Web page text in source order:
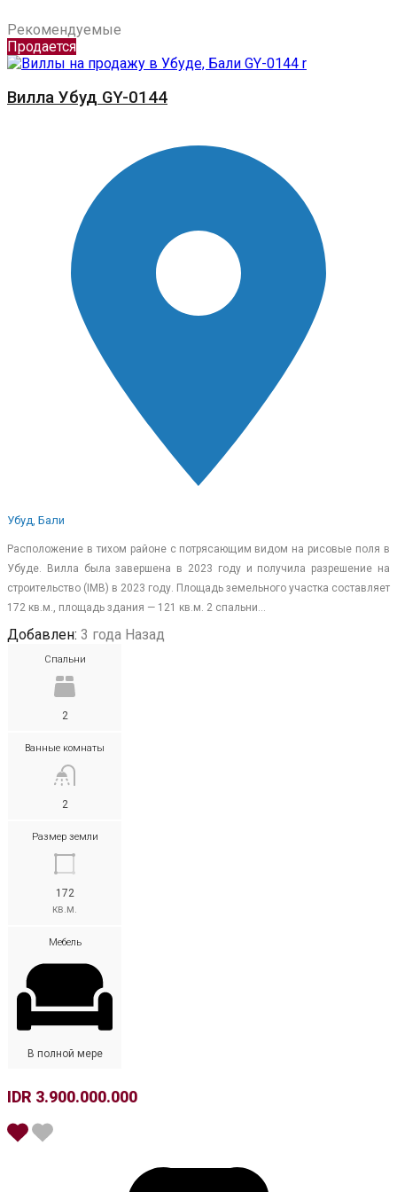
Рекомендуемые
Продается
Вилла Убуд GY-0144
Убуд, Бали
Расположение в тихом районе с потрясающим видом на рисовые поля в
Убуде. Вилла была завершена в 2023 году и получила разрешение на
строительство (IMB) в 2023 году. Площадь земельного участка составляет
172 кв.м., площадь здания — 121 кв.м. 2 спальни…
Добавлен: 3 года Назад
Спальни
2
Ванные комнаты
2
Размер земли
172
кв.м.
Мебель
В полной мере
IDR 3.900.000.000